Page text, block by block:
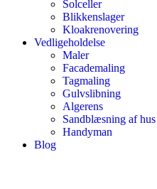
Solceller
Blikkenslager
Kloakrenovering
Vedligeholdelse
Maler
Facademaling
Tagmaling
Gulvslibning
Algerens
Sandblæsning af hus
Handyman
Blog